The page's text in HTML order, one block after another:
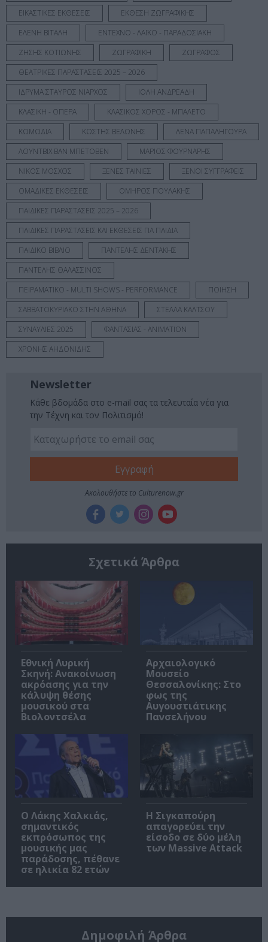
ΕΙΚΑΣΤΙΚΕΣ ΕΚΘΕΣΕΙΣ
ΕΚΘΕΣΗ ΖΩΓΡΑΦΙΚΗΣ
ΕΛΕΝΗ ΒΙΤΑΛΗ
ΕΝΤΕΧΝΟ - ΛΑΪΚΟ - ΠΑΡΑΔΟΣΙΑΚΗ
ΖΗΣΗΣ ΚΟΤΙΩΝΗΣ
ΖΩΓΡΑΦΙΚΗ
ΖΩΓΡΑΦΟΣ
ΘΕΑΤΡΙΚΕΣ ΠΑΡΑΣΤΑΣΕΙΣ 2025 – 2026
ΙΔΡΥΜΑ ΣΤΑΥΡΟΣ ΝΙΑΡΧΟΣ
ΙΟΛΗ ΑΝΔΡΕΑΔΗ
ΚΛΑΣΙΚΗ - ΟΠΕΡΑ
ΚΛΑΣΙΚΟΣ ΧΟΡΟΣ - ΜΠΑΛΕΤΟ
ΚΩΜΩΔΙΑ
ΚΩΣΤΗΣ ΒΕΛΩΝΗΣ
ΛΕΝΑ ΠΑΠΑΛΗΓΟΥΡΑ
ΛΟΥΝΤΒΙΧ ΒΑΝ ΜΠΕΤΟΒΕΝ
ΜΑΡΙΟΣ ΦΟΥΡΝΑΡΗΣ
ΝΙΚΟΣ ΜΟΣΧΟΣ
ΞΕΝΕΣ ΤΑΙΝΙΕΣ
ΞΕΝΟΙ ΣΥΓΓΡΑΦΕΙΣ
ΟΜΑΔΙΚΕΣ ΕΚΘΕΣΕΙΣ
ΟΜΗΡΟΣ ΠΟΥΛΑΚΗΣ
ΠΑΙΔΙΚΕΣ ΠΑΡΑΣΤΑΣΕΙΣ 2025 – 2026
ΠΑΙΔΙΚΕΣ ΠΑΡΑΣΤΑΣΕΙΣ ΚΑΙ ΕΚΘΕΣΕΙΣ ΓΙΑ ΠΑΙΔΙΑ
ΠΑΙΔΙΚΟ ΒΙΒΛΙΟ
ΠΑΝΤΕΛΗΣ ΔΕΝΤΑΚΗΣ
ΠΑΝΤΕΛΗΣ ΘΑΛΑΣΣΙΝΟΣ
ΠΕΙΡΑΜΑΤΙΚΟ - MULTI SHOWS - PERFORMANCE
ΠΟΙΗΣΗ
ΣΑΒΒΑΤΟΚΥΡΙΑΚΟ ΣΤΗΝ ΑΘΗΝΑ
ΣΤΕΛΛΑ ΚΑΛΤΣΟΥ
ΣΥΝΑΥΛΙΕΣ 2025
ΦΑΝΤΑΣΙΑΣ - ANIMATION
ΧΡΟΝΗΣ ΑΗΔΟΝΙΔΗΣ
Newsletter
Κάθε βδομάδα στο e-mail σας τα τελευταία νέα για
την Τέχνη και τον Πολιτισμό!
Ακολουθήστε το Culturenow.gr
Σχετικά Άρθρα
Εθνική Λυρική
Σκηνή: Ανακοίνωση
ακρόασης για την
κάλυψη θέσης
μουσικού στα
Βιολοντσέλα
Αρχαιολογικό
Μουσείο
Θεσσαλονίκης: Στο
φως της
Αυγουστιάτικης
Πανσελήνου
Ο Λάκης Χαλκιάς,
σημαντικός
εκπρόσωπος της
μουσικής μας
παράδοσης, πέθανε
σε ηλικία 82 ετών
Η Σιγκαπούρη
απαγορεύει την
είσοδο σε δύο μέλη
των Massive Attack
Δημοφιλή Άρθρα